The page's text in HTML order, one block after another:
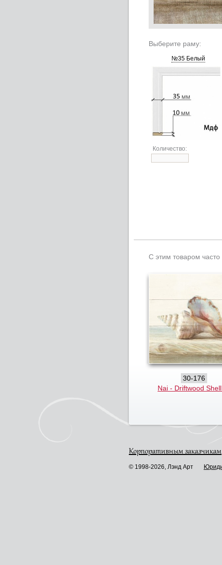
Выберите раму:
№35 Белый
Количество:
С этим товаром часто
30-176
Nai - Driftwood
Корпоративным заказчикам
© 1998-2026, Лэнд Арт